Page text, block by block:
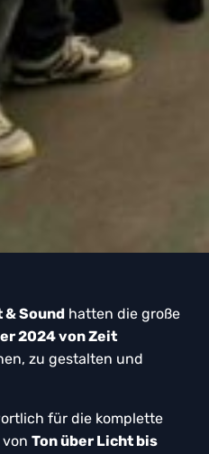
& Sound hatten die große
2024 von Zeit
zu gestalten und
für die komplette
Ton über Licht bis